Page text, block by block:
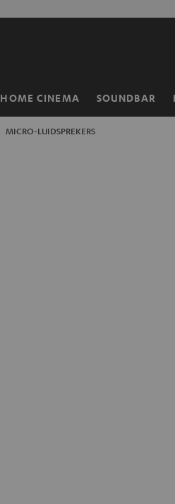
HOME CINEMA SOUNDBAR
MICRO-LUIDSPREKERS